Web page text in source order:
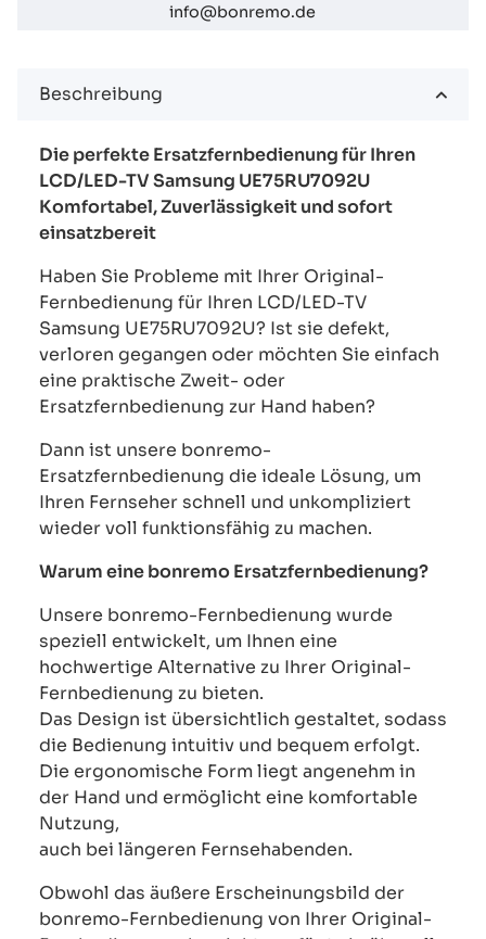
info@bonremo.de
Beschreibung
Die perfekte Ersatzfernbedienung für Ihren
LCD/LED-TV Samsung UE75RU7092U
Komfortabel, Zuverlässigkeit und sofort
einsatzbereit
Haben Sie Probleme mit Ihrer Original-
Fernbedienung für Ihren LCD/LED-TV
Samsung UE75RU7092U? Ist sie defekt,
verloren gegangen oder möchten Sie einfach
eine praktische Zweit- oder
Ersatzfernbedienung zur Hand haben?
Dann ist unsere bonremo-
Ersatzfernbedienung die ideale Lösung, um
Ihren Fernseher schnell und unkompliziert
wieder voll funktionsfähig zu machen.
Warum eine bonremo Ersatzfernbedienung?
Unsere bonremo-Fernbedienung wurde
speziell entwickelt, um Ihnen eine
hochwertige Alternative zu Ihrer Original-
Fernbedienung zu bieten.
Das Design ist übersichtlich gestaltet, sodass
die Bedienung intuitiv und bequem erfolgt.
Die ergonomische Form liegt angenehm in
der Hand und ermöglicht eine komfortable
Nutzung,
auch bei längeren Fernsehabenden.
Obwohl das äußere Erscheinungsbild der
bonremo-Fernbedienung von Ihrer Original-